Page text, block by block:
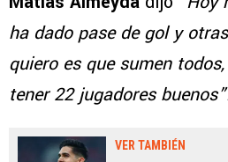
ha dado pase de gol y
quiero es que sumen
tener 22 jugadores
VER TAMBIÉN